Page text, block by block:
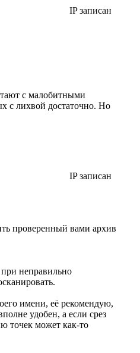
IP записан
с малобитными
с лихвой достаточно. Но
IP записан
проверенный вами архив
неправильно
имени, её рекомендую,
удобен, а если срез
точек может как-то